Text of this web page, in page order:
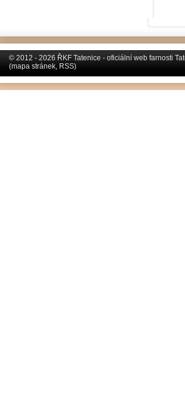
© 2012 - 2026 ŘKF Tatenice - oficiální web farnosti
(mapa stránek, RSS)